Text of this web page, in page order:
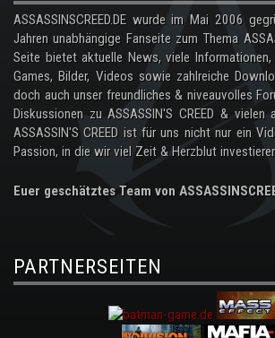
ASSASSINSCREED.DE wurde im Mai 2006
Jahren unabhängige Fanseite zum Thema
Seite bietet aktuelle News, viele
Games, Bilder, Videos sowie zahlreiche
doch auch unser freundliches & niveauvolles
Diskussionen zu ASSASSIN'S CREED & vielen
ASSASSIN'S CREED ist für uns nicht nur ein
Passion, in die wir viel Zeit & Herzblut
Euer geschätztes Team von
PARTNERSEITEN